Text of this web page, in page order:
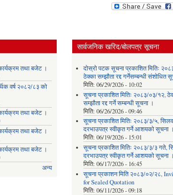
तथा बजेट ।
वर्ष २०८२/८३ को
तथा बजेट ।
तथा बजेट ।
तथा बजेट ।
अन्य
सार्वजनिक खरिद/बोलपत्र सूचना
दोस्रो पटक सूचना प्रकाशित मितिः
ठेक्का सम्झौता रद्द गर्नेसम्बन्धी संशोधित
मिति: 06/29/2026 - 10:02
सूचना प्रकाशित मितिः २०८३/०३/१२,
सम्झौता रद्द गर्ने सम्बन्धी सूचना ।
मिति: 06/26/2026 - 09:46
सूचना प्रकाशित मितिः २०८३/३/५,
दरभाउपत्र स्वीकृत गर्ने आशयको सूचना ।
मिति: 06/19/2026 - 15:01
सूचना प्रकाशित मितिः २०८३/३/३ गते,
दरभाउपत्र स्वीकृत गर्ने आशयको सूचना ।
मिति: 06/17/2026 - 16:45
सूचना प्रकाशन मिति २०८३/०२/२८,
for Sealed Quotation
मिति: 06/11/2026 - 09:18